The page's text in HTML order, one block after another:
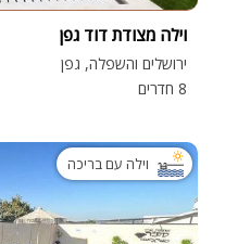
וילה מצודת דוד גפן
ירושלים והשפלה, גפן
8 חדרים
וילה עם בריכה